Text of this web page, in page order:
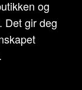
og
Det gir deg